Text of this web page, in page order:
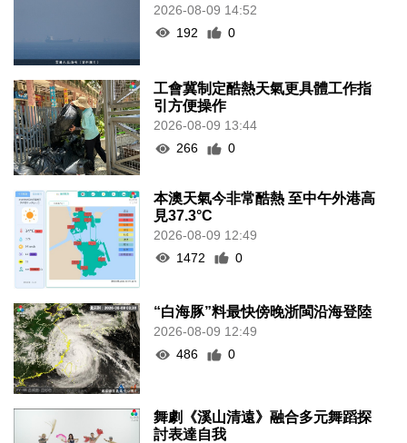
2026-08-09 14:52
192
0
工會冀制定酷熱天氣更具體工作指
引方便操作
2026-08-09 13:44
266
0
本澳天氣今非常酷熱 至中午外港高
見37.3°C
2026-08-09 12:49
1472
0
“白海豚”料最快傍晚浙閩沿海登陸
2026-08-09 12:49
486
0
舞劇《溪山清遠》融合多元舞蹈探
討表達自我